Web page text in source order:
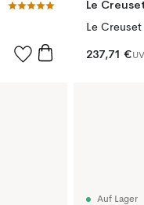
Le
237,71 €
Auf Lager